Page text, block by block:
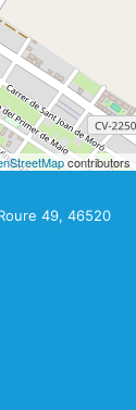
contributors
49, 46520